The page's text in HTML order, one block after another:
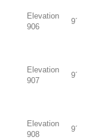
Elevation
906
9´
Elevation
907
9´
Elevation
908
9´